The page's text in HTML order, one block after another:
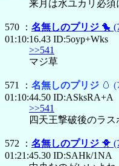
来月は水ユカリ必須
570 ： 名無しのプリジ 🐤 (
01:10:16.43 ID:5oyp+Wks
>>541
マジ草
571 ： 名無しのプリジ 🥚 (
01:10:44.50 ID:ASksRA+A
>>541
四天王撃破後のラ
572 ： 名無しのプリジ 🐥 (
01:21:45.30 ID:SAHk/1NA